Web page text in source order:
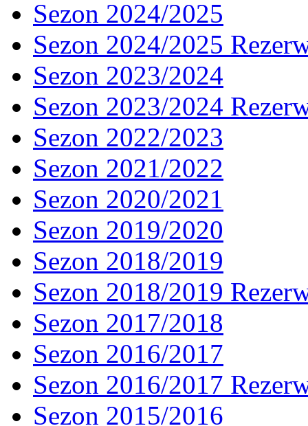
Sezon 2024/2025
Sezon 2024/2025
Sezon 2023/2024
Sezon 2023/2024
Sezon 2022/2023
Sezon 2021/2022
Sezon 2020/2021
Sezon 2019/2020
Sezon 2018/2019
Sezon 2018/2019
Sezon 2017/2018
Sezon 2016/2017
Sezon 2016/2017
Sezon 2015/2016